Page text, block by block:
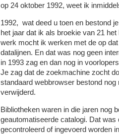
op 24 oktober 1992, weet ik
1992, wat deed u toen en bestond
het jaar dat ik als broekie van 21
werk mocht ik werken met de op
datalijnen. En dat was nog geen
in 1993 zag en dan nog in
Je zag dat de zoekmachine zocht
standaard webbrowser bestond
verwijderd.
Bibliotheken waren in die jaren nog
geautomatiseerde catalogi. Dat
gecontroleerd of ingevoerd worden